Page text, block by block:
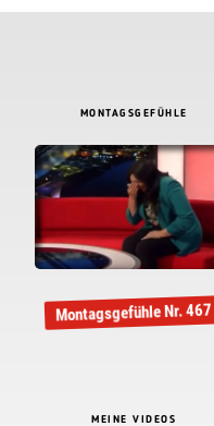
MONTAGSGEFÜHLE
Montagsgefühle Nr. 467
MEINE VIDEOS